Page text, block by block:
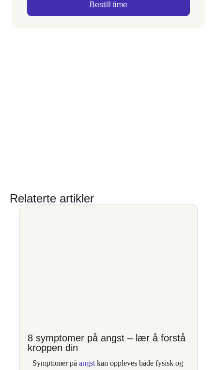
Bestill time
Relaterte artikler
8 symptomer på angst – lær å forstå
kroppen din
Symptomer på angst kan oppleves både fysisk og